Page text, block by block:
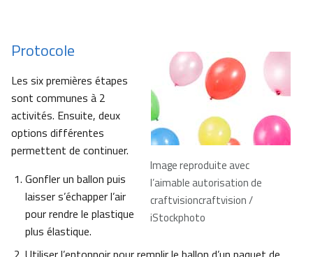
Image reproduite avec
l’aimable autorisation de
craftvisioncraftvision /
iStockphoto
Protocole
Les six premières étapes
sont communes à 2
activités. Ensuite, deux
options différentes
permettent de continuer.
Gonfler un ballon puis
laisser s’échapper l’air
pour rendre le plastique
plus élastique.